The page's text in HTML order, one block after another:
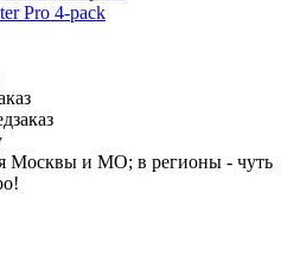
Pro 4-pack
Москвы и МО; в регионы - чуть